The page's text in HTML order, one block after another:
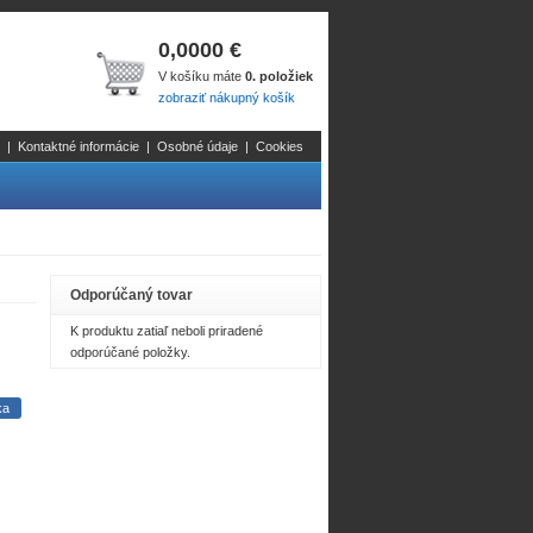
0,0000 €
V košíku máte 0. položiek
zobraziť nákupný košík
| Kontaktné informácie | Osobné údaje | Cookies
Odporúčaný tovar
K produktu zatiaľ neboli priradené
odporúčané položky.